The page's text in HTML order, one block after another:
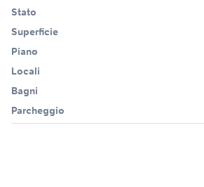
Stato
Superficie
Piano
Locali
Bagni
Parcheggio